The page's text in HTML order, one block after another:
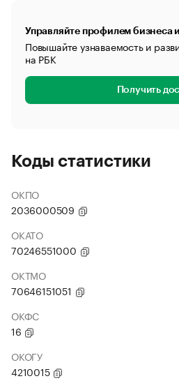
Управляйте профилем бизнеса
Повышайте узнаваемость и
на РБК
Получить
Коды статистики
ОКПО
2036000509
ОКАТО
70246551000
ОКТМО
70646151051
ОКФС
16
ОКОГУ
4210015